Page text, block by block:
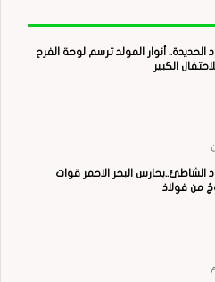
الحديدة.. أنوار المولد ترسم لوحة الفرح
الكبير
الشاطئ..بحارس البحر الاحمر قوات
من فولاذ